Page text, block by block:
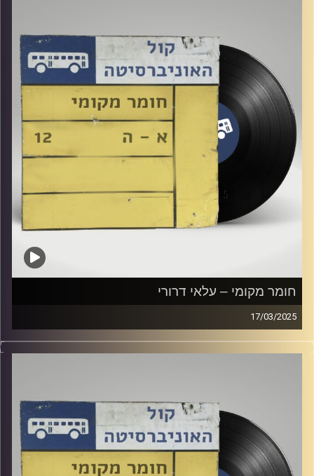
חומר מקומי – עלאי דרורי
17/03/2025
שעה של מוזיקה ישראלית עם עלאי דרורי